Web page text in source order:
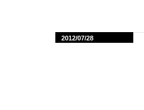
2012/07/28